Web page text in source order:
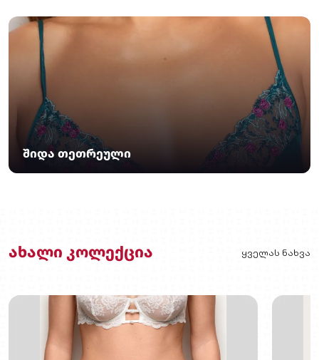
შიდა თეთრეული
ახალი კოლექცია ყველას ნახვა